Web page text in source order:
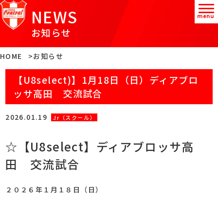
NEWS
お知らせ
HOME お知らせ
【U8select)】1月18日（日）ディアブロ
ッサ高田 交流試合
2026.01.19 Jr（スクール）
☆【U8select】ディアブロッサ高
田 交流試合
２０２６年１月１８日（日）
menu